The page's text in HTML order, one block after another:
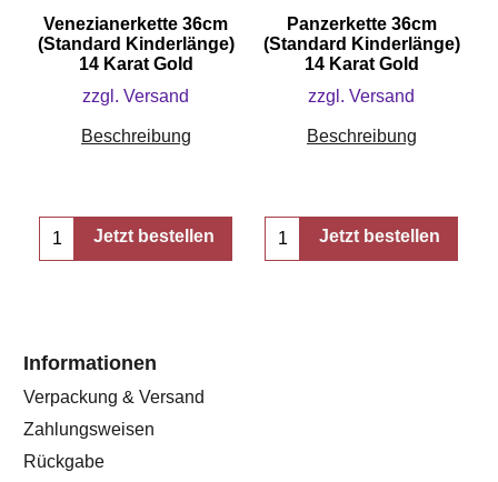
Venezianerkette 36cm
(Standard Kinderlänge)
14 Karat Gold
zzgl. Versand
Beschreibung
Jetzt bestellen
Panzerkette 36cm
(Standard Kinderlänge)
14 Karat Gold
zzgl. Versand
Beschreibung
Jetzt bestellen
Informationen
Verpackung & Versand
Zahlungsweisen
Rückgabe